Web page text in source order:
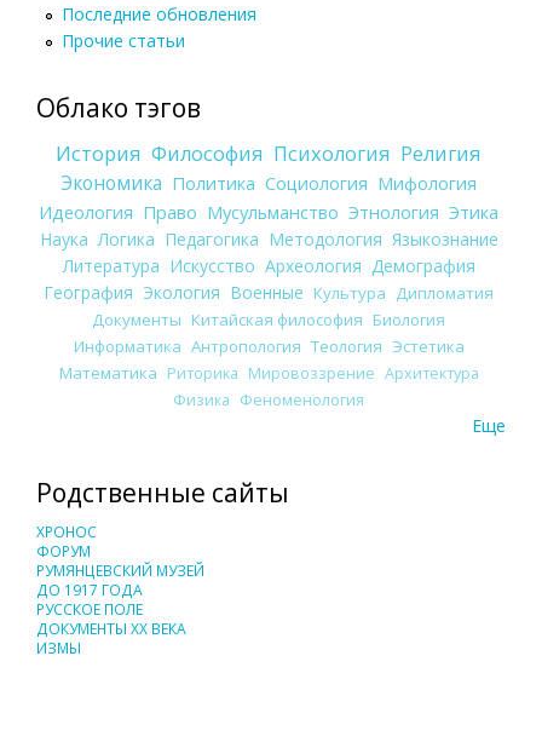
Последние обновления
Прочие статьи
Облако тэгов
История Философия Психология Религия
Экономика Политика Социология Мифология
Идеология Право Мусульманство Этнология Этика
Наука Логика Педагогика Методология Языкознание
Литература Искусство Археология Демография
География Экология Военные Культура
Дипломатия
Документы Китайская философия Биология
Информатика Антропология Теология Эстетика
Математика Риторика Мировоззрение Архитектура
Физика Феноменология
Еще
Родственные сайты
ХРОНОС
ФОРУМ
РУМЯНЦЕВСКИЙ МУЗЕЙ
ДО 1917 ГОДА
РУССКОЕ ПОЛЕ
ДОКУМЕНТЫ XX ВЕКА
ИЗМЫ